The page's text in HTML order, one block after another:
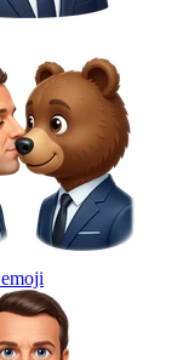
emoji